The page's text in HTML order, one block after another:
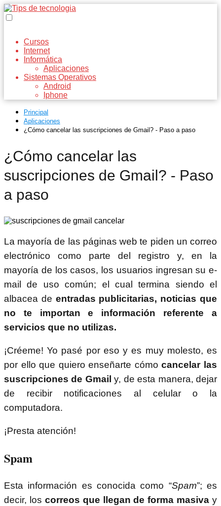
Cursos
Internet
Informática
Aplicaciones
Sistemas Operativos
Android
Iphone
Principal
Aplicaciones
¿Cómo cancelar las suscripciones de Gmail? - Paso a paso
¿Cómo cancelar las
suscripciones de Gmail? - Paso
a paso
La mayoría de las páginas web te piden un correo
electrónico como parte del registro y, en la
mayoría de los casos, los usuarios ingresan su e-
mail de uso común; el cual termina siendo el
albacea de entradas publicitarias, noticias que
no te importan e información referente a
servicios que no utilizas.
¡Créeme! Yo pasé por eso y es muy molesto, es
por ello que quiero enseñarte cómocancelar las
suscripciones de Gmail y, de esta manera, dejar
de recibir notificaciones al celular o la
computadora.
¡Presta atención!
Spam
Esta información es conocida como “Spam”; es
decir, los correos que llegan de forma masiva y